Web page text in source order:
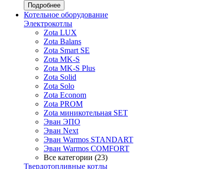
Подробнее
Котельное оборудование
Электрокотлы
Zota LUX
Zota Balans
Zota Smart SE
Zota MK-S
Zota MK-S Plus
Zota Solid
Zota Solo
Zota Econom
Zota PROM
Zota миникотельная SET
Эван ЭПО
Эван Next
Эван Warmos STANDART
Эван Warmos COMFORT
Все категории (23)
Твердотопливные котлы